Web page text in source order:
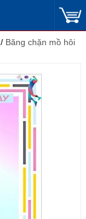
/ Băng chặn mồ hôi